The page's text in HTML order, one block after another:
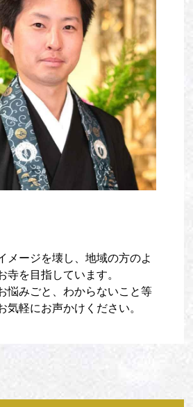
メージを壊し、地域の方のよ
寺を目指しています。
悩みごと、わからないこと等
気軽にお声かけください。